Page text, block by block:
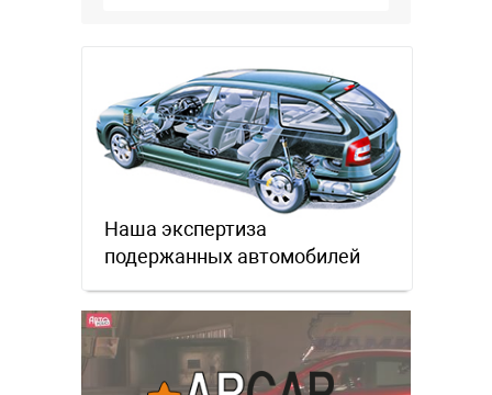
Наша экспертиза
подержанных автомобилей